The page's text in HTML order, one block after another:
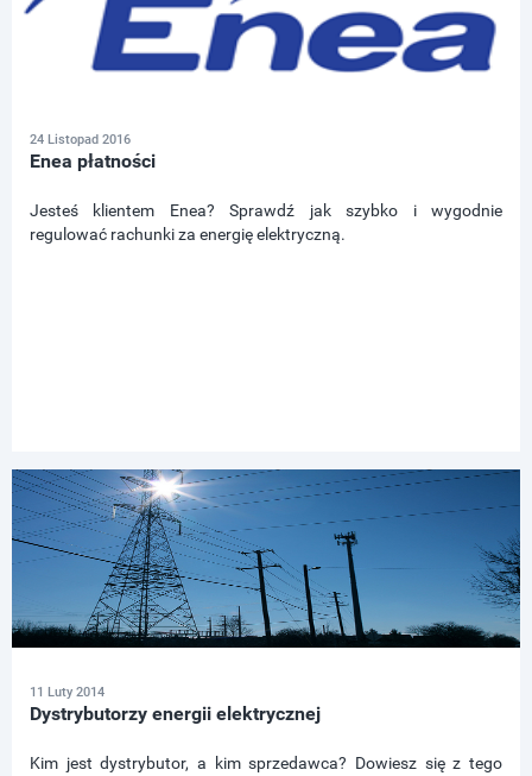
24 Listopad 2016
Enea płatności
Jesteś klientem Enea? Sprawdź jak szybko i wygodnie
regulować rachunki za energię elektryczną.
11 Luty 2014
Dystrybutorzy energii elektrycznej
Kim jest dystrybutor, a kim sprzedawca? Dowiesz się z tego